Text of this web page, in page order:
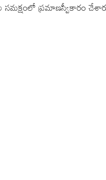
సమక్షంలో ప్రమాణస్వీకారం